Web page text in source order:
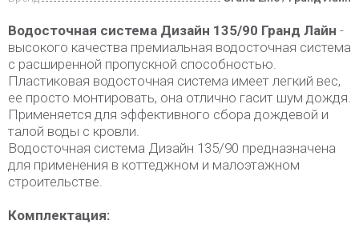
Водосточная система Дизайн 135/90 Гранд Лайн -
высокого качества премиальная водосточная система
с расширенной пропускной способностью.
Пластиковая водосточная система имеет легкий вес,
ее просто монтировать, она отлично гасит шум дождя.
Применяется для эффективного сбора дождевой и
талой воды с кровли.
Водосточная система Дизайн 135/90 предназначена
для применения в коттеджном и малоэтажном
строительстве.
Комплектация: